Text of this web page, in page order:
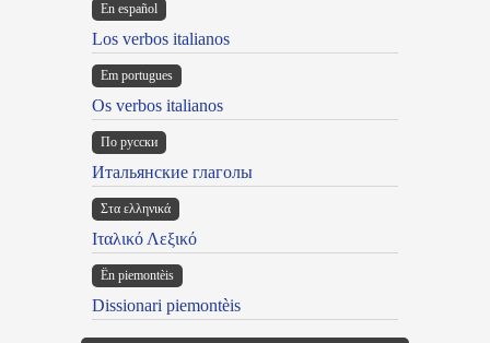
En español
Los verbos italianos
Em portugues
Os verbos italianos
По русски
Итальянские глаголы
Στα ελληνικά
Ιταλικό Λεξικό
Ën piemontèis
Dissionari piemontèis